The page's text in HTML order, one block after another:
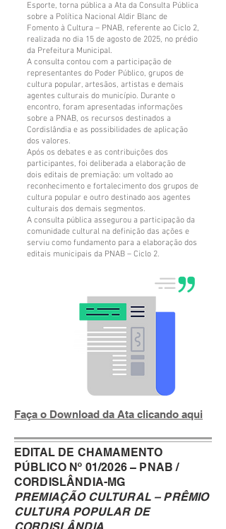
Esporte, torna pública a Ata da Consulta Pública
sobre a Política Nacional Aldir Blanc de
Fomento à Cultura – PNAB, referente ao Ciclo 2,
realizada no dia 15 de agosto de 2025, no prédio
da Prefeitura Municipal.
A consulta contou com a participação de
representantes do Poder Público, grupos de
cultura popular, artesãos, artistas e demais
agentes culturais do município. Durante o
encontro, foram apresentadas informações
sobre a PNAB, os recursos destinados a
Cordislândia e as possibilidades de aplicação
dos valores.
Após os debates e as contribuições dos
participantes, foi deliberada a elaboração de
dois editais de premiação: um voltado ao
reconhecimento e fortalecimento dos grupos de
cultura popular e outro destinado aos agentes
culturais dos demais segmentos.
A consulta pública assegurou a participação da
comunidade cultural na definição das ações e
serviu como fundamento para a elaboração dos
editais municipais da PNAB – Ciclo 2.
Faça o Download da Ata clicando aqui
EDITAL DE CHAMAMENTO
PÚBLICO Nº 01/2026 – PNAB /
CORDISLÂNDIA-MG
PREMIAÇÃO CULTURAL – PRÊMIO
CULTURA POPULAR DE